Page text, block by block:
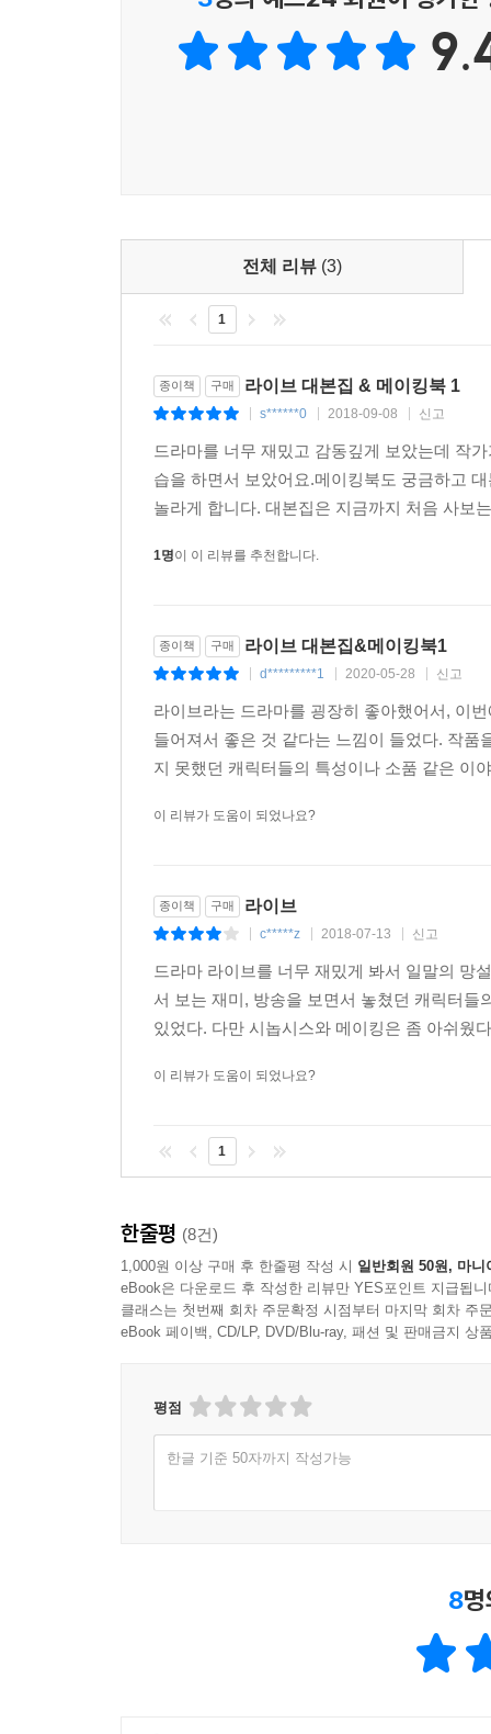
『라이브 대본집 & 메이킹북』에는 원작 대본
‘하이퍼 리얼리즘 드라마’라고 불릴 만큼 뛰어
또한 책에 실은 총 18회 차 〈대본〉은 노희경
부분은 무엇인지 비교하며 읽는 재미를 발견하게
풀어가는 것도 대본집을 읽는 묘미다. 그리고
〈메이킹 파트〉에는 드라마의 감동을 다시 한
한 편의 드라마를 완성하기까지 각자의 위치에
이를 통해 어느 하나 중요하지 않은 역할이 없는
없었던 이유가 더욱 명료해진다.
전체 리뷰 (3)
1
종이책 구매 라이브 대본집 & 메이킹북 1
s******0 2018-09-08 신고
드라마를 너무 재밌고 감동깊게 보았는데 작
습을 하면서 보았어요.메이킹북도 궁금하고
놀라게 합니다. 대본집은 지금까지 처음 사보
1명이 이 리뷰를 추천합니다.
종이책 구매 라이브 대본집&메이킹북1
d*********1 2020-05-28 신고
라이브라는 드라마를 굉장히 좋아했어서, 이
들어져서 좋은 것 같다는 느낌이 들었다. 작
지 못했던 캐릭터들의 특성이나 소품 같은 이
이 리뷰가 도움이 되었나요?
종이책 구매 라이브
c*****z 2018-07-13 신고
드라마 라이브를 너무 재밌게 봐서 일말의 망
서 보는 재미, 방송을 보면서 놓쳤던 캐릭터
있었다. 다만 시놉시스와 메이킹은 좀 아쉬웠
이 리뷰가 도움이 되었나요?
1
한줄평 (8건)
1,000원 이상 구매 후 한줄평 작성 시 일반회원 50원, 마니
eBook은 다운로드 후 작성한 리뷰만 YES포인트 지급됩니
클래스는 첫번째 회차 주문확정 시점부터 마지막 회차 주
eBook 페이백, CD/LP, DVD/Blu-ray, 패션 및 판매금지 상
평점
한글 기준 50자까지 작성가능
8